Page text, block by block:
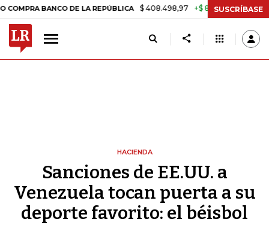
BANCO DE LA REPÚBLICA $ 408.498,97 +$ 8.753,81 +2,19% TASA
SUSCRÍBASE
HACIENDA
Sanciones de EE.UU. a
Venezuela tocan puerta a su
deporte favorito: el béisbol